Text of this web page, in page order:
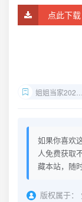
点此下载
姐姐当家2025网盘资源
如果你喜欢
人免费获取
藏本站，随
版权属于：